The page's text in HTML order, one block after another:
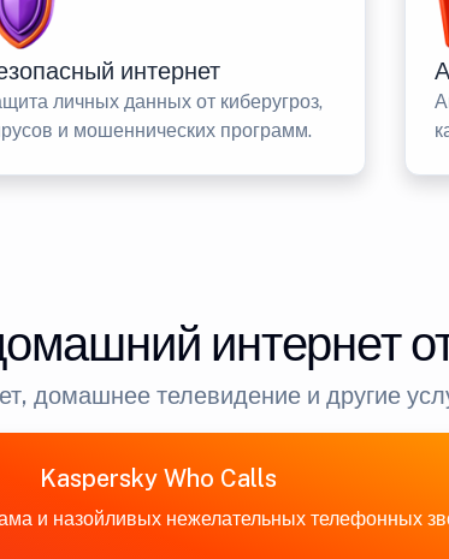
интернет
личных данных от киберугроз,
и мошеннических программ.
интернет
домашнее телевидение и другие
Kaspersky Who Calls
и назойливых нежелательных телефонных